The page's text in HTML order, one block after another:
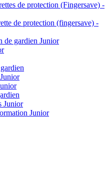
de protection (Fingersave) -
de protection (fingersave) -
de gardien Junior
Junior
Junior